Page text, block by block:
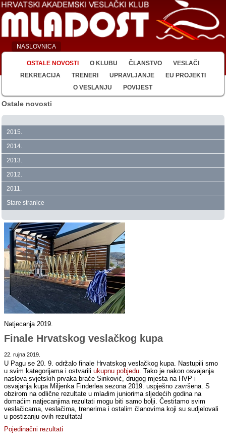
NASLOVNICA
OSTALE NOVOSTI O KLUBU ČLANSTVO
VESLAČI
REKREACIJA
TRENERI UPRAVLJANJE
EU PROJEKTI
O VESLANJU
POVIJEST
Ostale novosti
2015.
2014.
2013.
2012.
2011.
Stare stranice
Natjecanja 2019.
Finale Hrvatskog veslačkog kupa
22. rujna 2019.
U Pagu se 20. 9. održalo finale Hrvatskog veslačkog kupa. Nastupili smo
u svim kategorijama i ostvariliukupnu pobjedu. Tako je nakon osvajanja
naslova svjetskih prvaka braće Sinković, drugog mjesta na HVP i
osvajanja kupa Miljenka Finderlea sezona 2019. uspješno završena. S
obzirom na odlične rezultate u mlađim juniorima sljedećih godina na
domaćim natjecanjima rezultati mogu biti samo bolji. Čestitamo svim
veslačicama, veslačima, trenerima i ostalim članovima koji su sudjelovali
u postizanju ovih rezultata!
Pojedinačni rezultati